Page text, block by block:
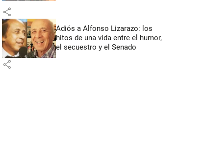
share
Adiós a Alfonso Lizarazo: los
hitos de una vida entre el humor,
el secuestro y el Senado
share